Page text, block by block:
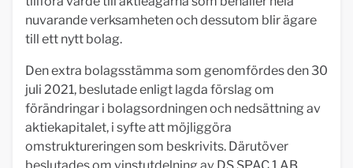
nuvarande verksamheten och dessutom blir ägare
till ett nytt bolag.
Den extra bolagsstämma som genomfördes den 30
juli 2021, beslutade enligt lagda förslag om
förändringar i bolagsordningen och nedsättning av
aktiekapitalet, i syfte att möjliggöra
omstruktureringen som beskrivits. Därutöver